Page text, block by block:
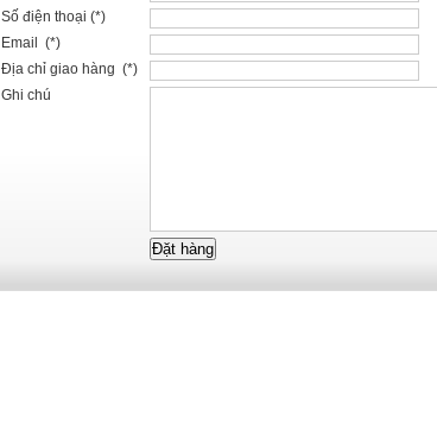
Số điện thoại (*)
Email (*)
Địa chỉ giao hàng (*)
Ghi chú